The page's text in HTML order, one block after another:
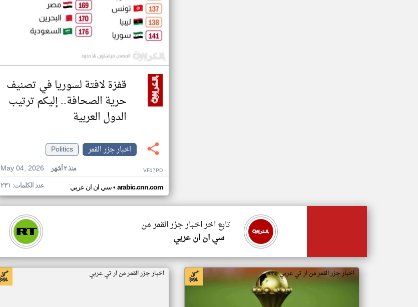
قفزة لافتة لسوريا في تصنيف
حرية الصحافة.. إليكم ترتيب
الدول العربية
اخبار جزر القمر
Politics
May 04, 2026
منذ ٣ أشهر VF17PD
سي ان ان عربي• arabic.cnn.com عدد الكلمات: ٢٣١
تابع اخر اخبار جزر القمر من
سي ان ان عربي
اخبار جزر القمر من ار تي عربي اخبار جزر القمر من ار تي عربي